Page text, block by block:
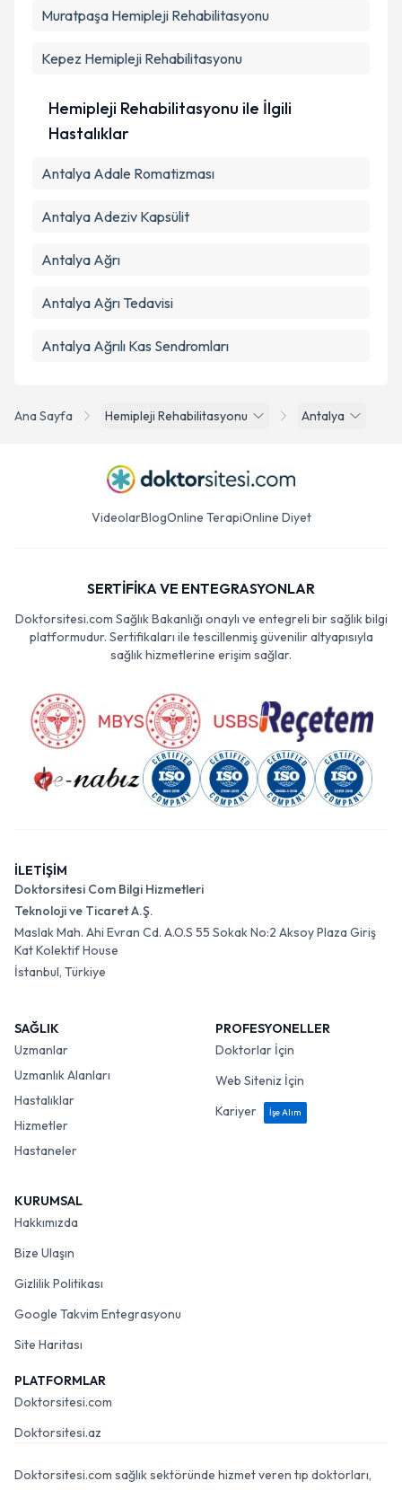
Ana Sayfa Hemipleji Rehabilitasyonu Antalya
Muratpaşa Hemipleji Rehabilitasyonu
Kepez Hemipleji Rehabilitasyonu
Hemipleji Rehabilitasyonu ile İlgili
Hastalıklar
Antalya Adale Romatizması
Antalya Adeziv Kapsülit
Antalya Ağrı
Antalya Ağrı Tedavisi
Antalya Ağrılı Kas Sendromları
VideolarBlogOnline TerapiOnline Diyet
SERTİFİKA VE ENTEGRASYONLAR
Doktorsitesi.com Sağlık Bakanlığı onaylı ve entegreli bir sağlık bilgi
platformudur. Sertifikaları ile tescillenmiş güvenilir altyapısıyla
sağlık hizmetlerine erişim sağlar.
İLETİŞİM
Doktorsitesi Com Bilgi Hizmetleri
Teknoloji ve Ticaret A.Ş.
Maslak Mah. Ahi Evran Cd. A.O.S 55 Sokak No:2 Aksoy Plaza Giriş
Kat Kolektif House
İstanbul, Türkiye
SAĞLIK
Uzmanlar
Uzmanlık Alanları
Hastalıklar
Hizmetler
Hastaneler
PROFESYONELLER
Doktorlar İçin
Web Siteniz İçin
Kariyer
İşe Alım
KURUMSAL
Hakkımızda
Bize Ulaşın
Gizlilik Politikası
Google Takvim Entegrasyonu
Site Haritası
PLATFORMLAR
Doktorsitesi.com
Doktorsitesi.az
Doktorsitesi.com sağlık sektöründe hizmet veren tıp doktorları,